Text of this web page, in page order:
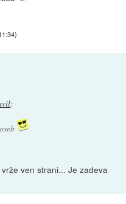
)
:
ven strani... Je zadeva